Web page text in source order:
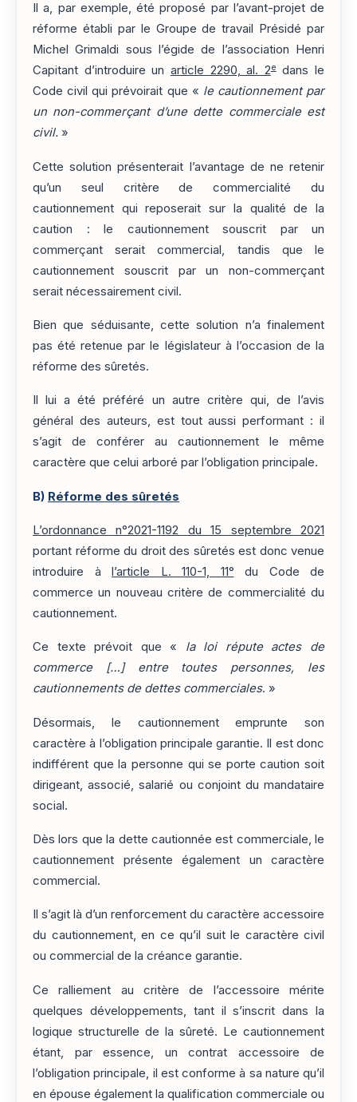
Il a, par exemple, été proposé par l’avant-projet de
réforme établi par le Groupe de travail Présidé par
Michel Grimaldi sous l’égide de l’association Henri
Capitant d’introduire un article 2290, al. 2edans le
Code civil qui prévoirait que « le cautionnement par
un non-commerçant d’une dette commerciale est
civil. »
Cette solution présenterait l’avantage de ne retenir
qu’un seul critère de commercialité du
cautionnement qui reposerait sur la qualité de la
caution : le cautionnement souscrit par un
commerçant serait commercial, tandis que le
cautionnement souscrit par un non-commerçant
serait nécessairement civil.
Bien que séduisante, cette solution n’a finalement
pas été retenue par le législateur à l’occasion de la
réforme des sûretés.
Il lui a été préféré un autre critère qui, de l’avis
général des auteurs, est tout aussi performant : il
s’agit de conférer au cautionnement le même
caractère que celui arboré par l’obligation principale.
B) Réforme des sûretés
L’ordonnance n°2021-1192 du 15 septembre 2021
portant réforme du droit des sûretés est donc venue
introduire à l’article L. 110-1, 11° du Code de
commerce un nouveau critère de commercialité du
cautionnement.
Ce texte prévoit que « la loi répute actes de
commerce […] entre toutes personnes, les
cautionnements de dettes commerciales. »
Désormais, le cautionnement emprunte son
caractère à l’obligation principale garantie. Il est donc
indifférent que la personne qui se porte caution soit
dirigeant, associé, salarié ou conjoint du mandataire
social.
Dès lors que la dette cautionnée est commerciale, le
cautionnement présente également un caractère
commercial.
Il s’agit là d’un renforcement du caractère accessoire
du cautionnement, en ce qu’il suit le caractère civil
ou commercial de la créance garantie.
Ce ralliement au critère de l’accessoire mérite
quelques développements, tant il s’inscrit dans la
logique structurelle de la sûreté. Le cautionnement
étant, par essence, un contrat accessoire de
l’obligation principale, il est conforme à sa nature qu’il
en épouse également la qualification commerciale ou